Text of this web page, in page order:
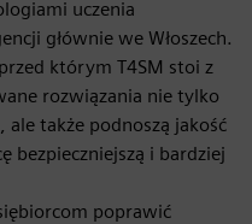
uczenia
głównie we Włoszech.
którym T4SM stoi z
rozwiązania nie tylko
także podnoszą jakość
bezpieczniejszą i bardziej
poprawić